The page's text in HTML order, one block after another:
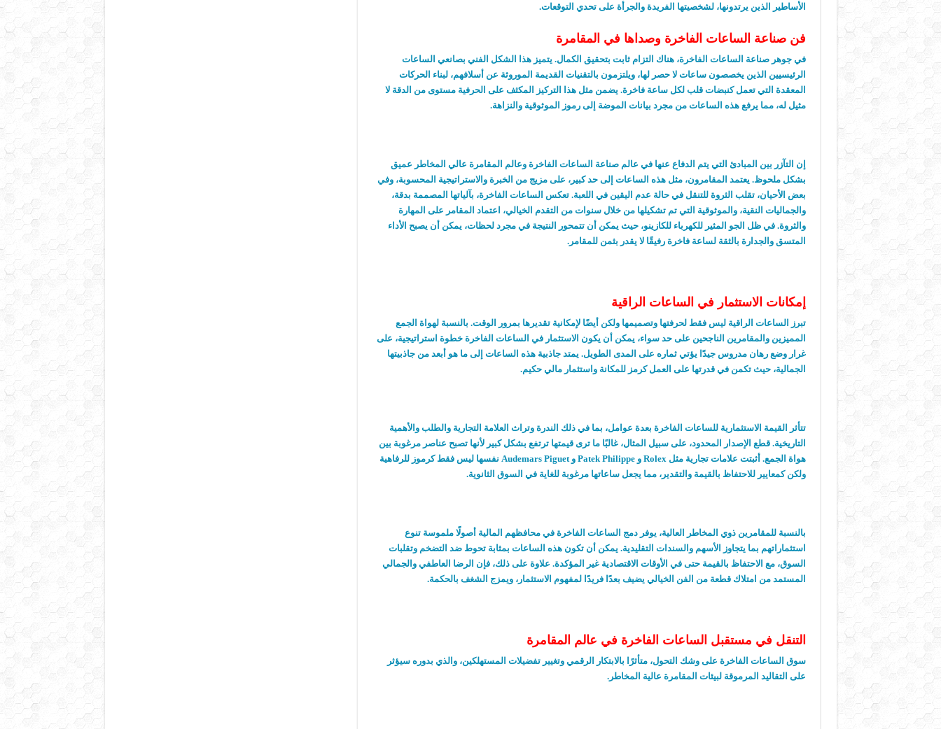
الأساطير الذين يرتدونها، لشخصيتها الفريدة والجرأة على تحدي التوقعات.
فن صناعة الساعات الفاخرة وصداها في المقامرة
في جوهر صناعة الساعات الفاخرة، هناك التزام ثابت بتحقيق الكمال. يتميز هذا الشكل الفني بصانعي الساعات
الرئيسيين الذين يخصصون ساعات لا حصر لها، ويلتزمون بالتقنيات القديمة الموروثة عن أسلافهم، لبناء الحركات
المعقدة التي تعمل كنبضات قلب لكل ساعة فاخرة. يضمن مثل هذا التركيز المكثف على الحرفية مستوى من الدقة لا
مثيل له، مما يرفع هذه الساعات من مجرد بيانات الموضة إلى رموز الموثوقية والنزاهة.
إن التآزر بين المبادئ التي يتم الدفاع عنها في عالم صناعة الساعات الفاخرة وعالم المقامرة عالي المخاطر عميق
بشكل ملحوظ. يعتمد المقامرون، مثل هذه الساعات إلى حد كبير، على مزيج من الخبرة والاستراتيجية المحسوبة، وفي
بعض الأحيان، تقلب الثروة للتنقل في حالة عدم اليقين في اللعبة. تعكس الساعات الفاخرة، بآلياتها المصممة بدقة،
والجماليات النقية، والموثوقية التي تم تشكيلها من خلال سنوات من التقدم الخيالي، اعتماد المقامر على المهارة
والثروة. في ظل الجو المثير للكهرباء للكازينو، حيث يمكن أن تتمحور النتيجة في مجرد لحظات، يمكن أن يصبح الأداء
المتسق والجدارة بالثقة لساعة فاخرة رفيقًا لا يقدر بثمن للمقامر.
إمكانات الاستثمار في الساعات الراقية
تبرز الساعات الراقية ليس فقط لحرفتها وتصميمها ولكن أيضًا لإمكانية تقديرها بمرور الوقت. بالنسبة لهواة الجمع
المميزين والمقامرين الناجحين على حد سواء، يمكن أن يكون الاستثمار في الساعات الفاخرة خطوة استراتيجية، على
غرار وضع رهان مدروس جيدًا يؤتي ثماره على المدى الطويل. يمتد جاذبية هذه الساعات إلى ما هو أبعد من جاذبيتها
الجمالية، حيث تكمن في قدرتها على العمل كرمز للمكانة واستثمار مالي حكيم.
تتأثر القيمة الاستثمارية للساعات الفاخرة بعدة عوامل، بما في ذلك الندرة وتراث العلامة التجارية والطلب والأهمية
التاريخية. قطع الإصدار المحدود، على سبيل المثال، غالبًا ما ترى قيمتها ترتفع بشكل كبير لأنها تصبح عناصر مرغوبة بين
هواة الجمع. أثبتت علامات تجارية مثل Rolex و Patek Philippe و Audemars Piguet نفسها ليس فقط كرموز للرفاهية
ولكن كمعايير للاحتفاظ بالقيمة والتقدير، مما يجعل ساعاتها مرغوبة للغاية في السوق الثانوية.
بالنسبة للمقامرين ذوي المخاطر العالية، يوفر دمج الساعات الفاخرة في محافظهم المالية أصولًا ملموسة تنوع
استثماراتهم بما يتجاوز الأسهم والسندات التقليدية. يمكن أن تكون هذه الساعات بمثابة تحوط ضد التضخم وتقلبات
السوق، مع الاحتفاظ بالقيمة حتى في الأوقات الاقتصادية غير المؤكدة. علاوة على ذلك، فإن الرضا العاطفي والجمالي
المستمد من امتلاك قطعة من الفن الخيالي يضيف بعدًا فريدًا لمفهوم الاستثمار، ويمزج الشغف بالحكمة.
التنقل في مستقبل الساعات الفاخرة في عالم المقامرة
سوق الساعات الفاخرة على وشك التحول، متأثرًا بالابتكار الرقمي وتغيير تفضيلات المستهلكين، والذي بدوره سيؤثر
على التقاليد المرموقة لبيئات المقامرة عالية المخاطر.